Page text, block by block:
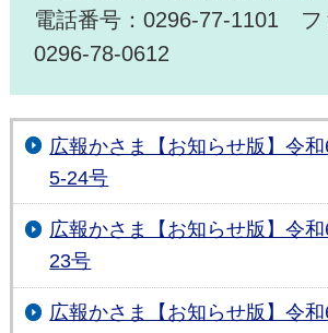
電話番号：0296-77-1101 フ
0296-78-0612
広報かさま【お知らせ版】令
5-24号
広報かさま【お知らせ版】令
23号
広報かさま【お知らせ版】令